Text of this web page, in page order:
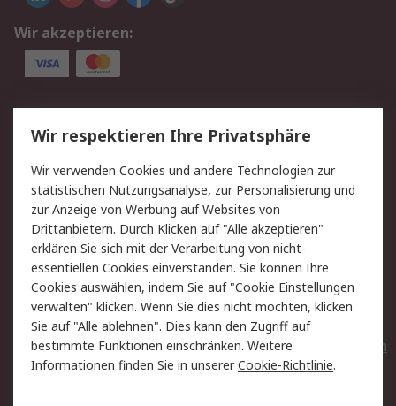
Wir akzeptieren:
Service
Value Added Services
Lieferlösungen
Rücksendungen
Kontakt
Hilfe
Privatkunden
Rechtliches
AGB
Datenschutz
Cookie-Richtlinie
Zahlungsbedingungen
Copyright/Impressum
Entsorgung
Elektrogeräte/Batterien
Wir respektieren Ihre Privatsphäre
Wir verwenden Cookies und andere Technologien zur
statistischen Nutzungsanalyse, zur Personalisierung und
zur Anzeige von Werbung auf Websites von
Drittanbietern. Durch Klicken auf "Alle akzeptieren"
erklären Sie sich mit der Verarbeitung von nicht-
essentiellen Cookies einverstanden. Sie können Ihre
Cookies auswählen, indem Sie auf "Cookie Einstellungen
verwalten" klicken. Wenn Sie dies nicht möchten, klicken
Sie auf "Alle ablehnen". Dies kann den Zugriff auf
bestimmte Funktionen einschränken. Weitere
Informationen finden Sie in unsererCookie-Richtlinie.